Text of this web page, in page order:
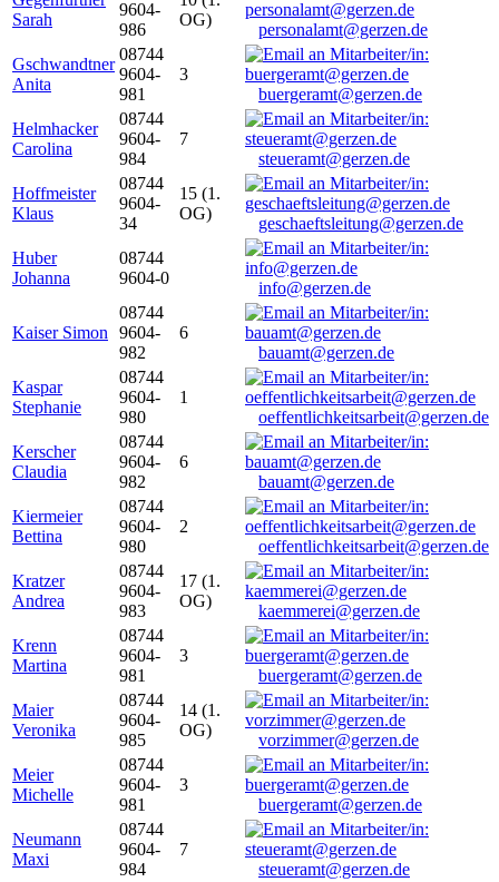
Sarah
9604-
986
OG)
personalamt@gerzen.de
Gschwandtner
Anita
08744
9604-
981
3
buergeramt@gerzen.de
Helmhacker
Carolina
08744
9604-
984
7
steueramt@gerzen.de
Hoffmeister
Klaus
08744
9604-
34
15 (1.
OG)
geschaeftsleitung@gerzen.de
Huber
Johanna
08744
9604-0
info@gerzen.de
Kaiser Simon
08744
9604-
982
6
bauamt@gerzen.de
Kaspar
Stephanie
08744
9604-
980
1
oeffentlichkeitsarbeit@gerzen.de
Kerscher
Claudia
08744
9604-
982
6
bauamt@gerzen.de
Kiermeier
Bettina
08744
9604-
980
2
oeffentlichkeitsarbeit@gerzen.de
Kratzer
Andrea
08744
9604-
983
17 (1.
OG)
kaemmerei@gerzen.de
Krenn
Martina
08744
9604-
981
3
buergeramt@gerzen.de
Maier
Veronika
08744
9604-
985
14 (1.
OG)
vorzimmer@gerzen.de
Meier
Michelle
08744
9604-
981
3
buergeramt@gerzen.de
Neumann
Maxi
08744
9604-
984
7
steueramt@gerzen.de